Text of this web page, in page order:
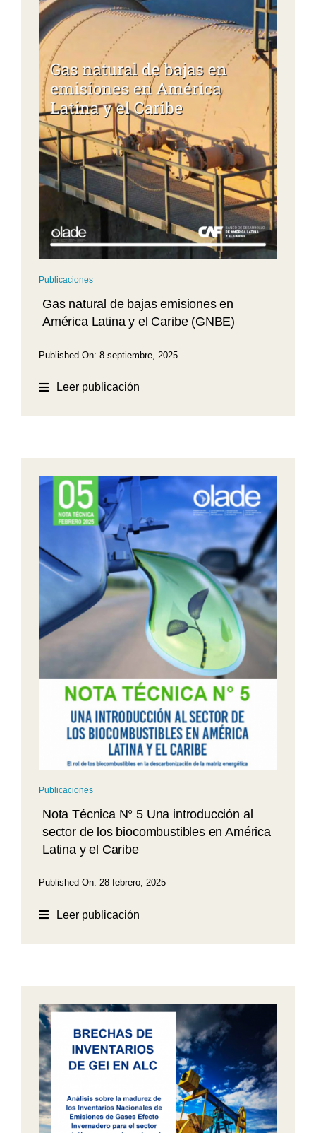
Publicaciones
Gas natural de bajas emisiones en
América Latina y el Caribe (GNBE)
Published On: 8 septiembre, 2025
Leer publicación
Publicaciones
Nota Técnica N° 5 Una introducción al
sector de los biocombustibles en América
Latina y el Caribe
Published On: 28 febrero, 2025
Leer publicación